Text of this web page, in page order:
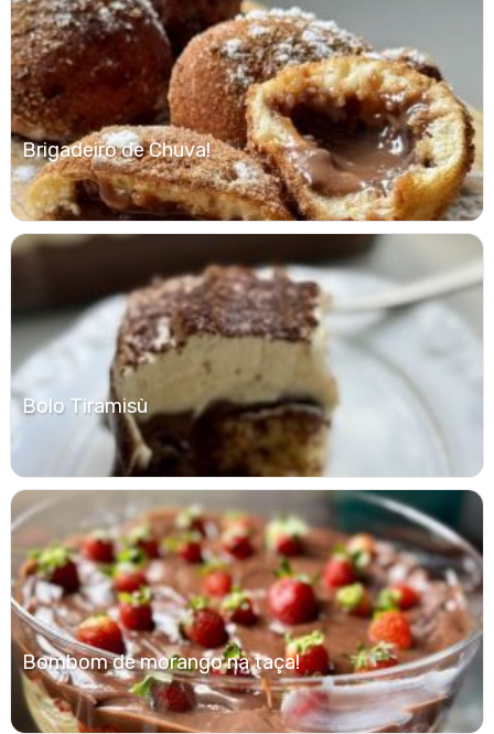
Brigadeiro de Chuva!
Bolo Tiramisù
Bombom de morango na taça!